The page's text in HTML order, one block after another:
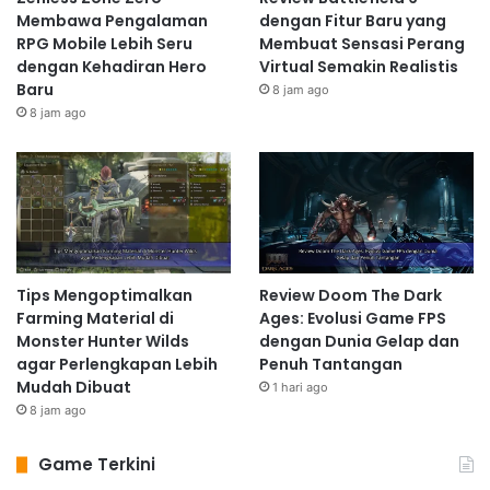
menguasainya!
Game Konsol Terbaik 2025:
Aksi dan Petualangan
nyaman dan praktis. Berikut beberapa pilihan game
konsol terbaik yang patut kamu pertimbangkan di
tahun 2025:
Read Also:
Rekomendasi Game PC dan Konsol Paling
Seru di Tahun 2025: Grafik Fantastis, Story
Gila, dan Gameplay Nagih!
Deretan Game PC & Konsol yang Siap
Membawa Pengalaman
RPG Mobile Lebih Seru
dengan Kehadiran Hero
Baru
8 jam ago
dengan Fitur Baru yang
Membuat Sensasi Perang
Virtual Semakin Realistis
8 jam ago
Tips Mengoptimalkan
Farming Material di
Monster Hunter Wilds
agar Perlengkapan Lebih
Mudah Dibuat
8 jam ago
Review Doom The Dark
Ages: Evolusi Game FPS
dengan Dunia Gelap dan
Penuh Tantangan
1 hari ago
Game Terkini